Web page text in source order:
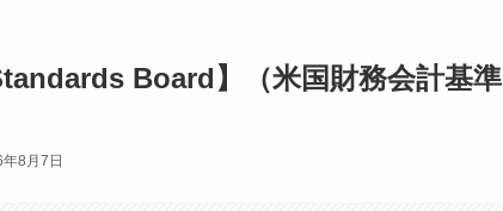
Board】（米国財務会計基準
8月7日